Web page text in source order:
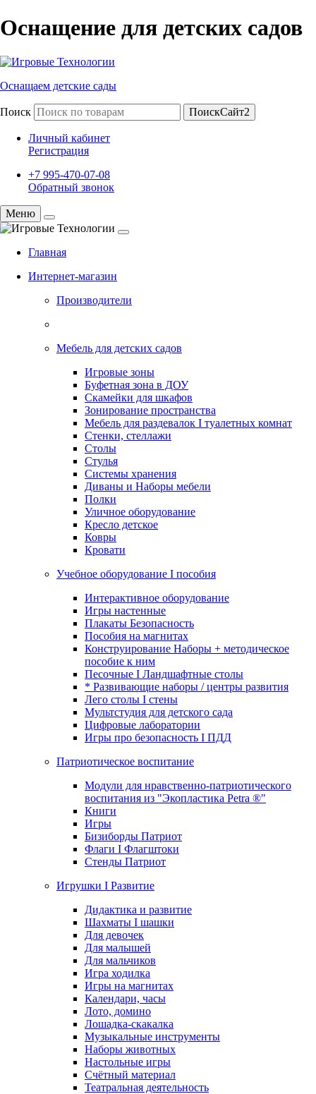
Оснащение для детских садов
Оснащаем детские сады
Поиск ПоискСайт2
Личный кабинет
Регистрация
+7 995-470-07-08
Обратный звонок
Меню
Главная
Интернет-магазин
Производители
Мебель для детских садов
Игровые зоны
Буфетная зона в ДОУ
Скамейки для шкафов
Зонирование пространства
Мебель для раздевалок I туалетных комнат
Стенки, стеллажи
Столы
Стулья
Системы хранения
Диваны и Наборы мебели
Полки
Уличное оборудование
Кресло детское
Ковры
Кровати
Учебное оборудование I пособия
Интерактивное оборудование
Игры настенные
Плакаты Безопасность
Пособия на магнитах
Конструирование Наборы + методическое
пособие к ним
Песочные I Ландшафтные столы
* Развивающие наборы / центры развития
Лего столы I стены
Мультстудия для детского сада
Цифровые лаборатории
Игры про безопасность I ПДД
Патриотическое воспитание
Модули для нравственно-патриотического
воспитания из "Экопластика Petra ®"
Книги
Игры
Бизиборды Патриот
Флаги I Флагштоки
Стенды Патриот
Игрушки I Развитие
Дидактика и развитие
Шахматы I шашки
Для девочек
Для малышей
Для мальчиков
Игра ходилка
Игры на магнитах
Календари, часы
Лото, домино
Лошадка-скакалка
Музыкальные инструменты
Наборы животных
Настольные игры
Счётный материал
Театральная деятельность